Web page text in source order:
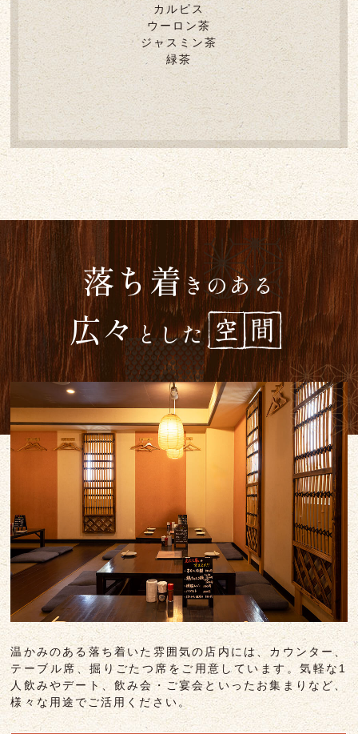
カルピス
ウーロン茶
ジャスミン茶
緑茶
落ち着きのある
広々とした
温かみのある落ち着いた雰囲気の店内には、カウンター、
テーブル席、掘りごたつ席をご用意しています。気軽な1
人飲みやデート、飲み会・ご宴会といったお集まりなど、
様々な用途でご活用ください。